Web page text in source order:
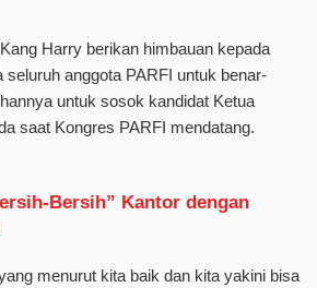
Harry berikan himbauan kepada
seluruh anggota PARFI untuk benar-
untuk sosok kandidat Ketua
saat Kongres PARFI mendatang.
Bersih” Kantor dengan
menurut kita baik dan kita yakini bisa